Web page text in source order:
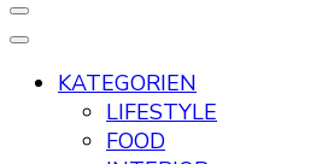
KATEGORIEN
LIFESTYLE
FOOD